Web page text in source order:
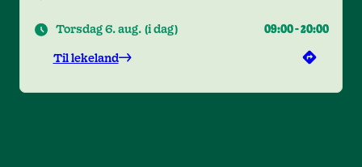
Torsdag 6. aug. (i dag) 09:00-20:00
Til lekeland